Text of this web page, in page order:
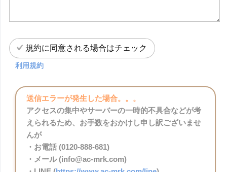
規約に同意される場合はチェック
利用規約
送信エラーが発生した場合。。。
アクセスの集中やサーバーの一時的不具合などが考
えられるため、お手数をおかけし申し訳ございませ
んが
・お電話 (0120-888-681)
・メール (info@ac-mrk.com)